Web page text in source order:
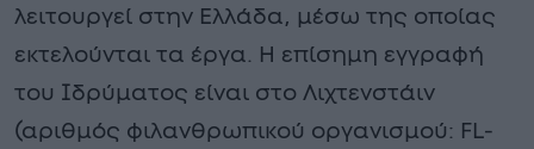
λειτουργεί στην Ελλάδα, μέσω της οποίας
εκτελούνται τα έργα. Η επίσημη εγγραφή
του Ιδρύματος είναι στο Λιχτενστάιν
(αριθμός φιλανθρωπικού οργανισμού: FL-